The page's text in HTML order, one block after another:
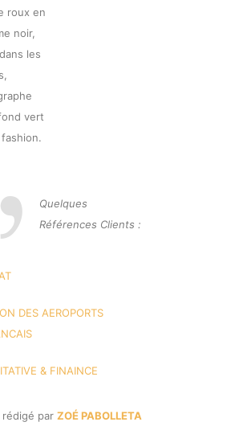
Quelques
Références Clients :
DES AEROPORTS
& FINAINCE
par ZOÉ PABOLLETA